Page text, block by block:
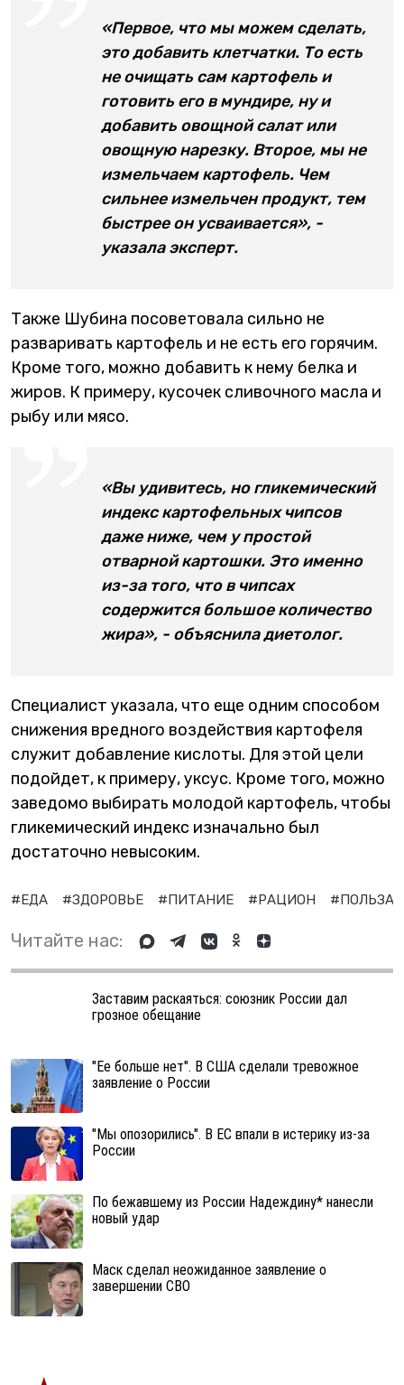
«Первое, что мы можем сделать,
это добавить клетчатки. То есть
не очищать сам картофель и
готовить его в мундире, ну и
добавить овощной салат или
овощную нарезку. Второе, мы не
измельчаем картофель. Чем
сильнее измельчен продукт, тем
быстрее он усваивается», -
указала эксперт.
Также Шубина посоветовала сильно не
разваривать картофель и не есть его горячим.
Кроме того, можно добавить к нему белка и
жиров. К примеру, кусочек сливочного масла и
рыбу или мясо.
«Вы удивитесь, но гликемический
индекс картофельных чипсов
даже ниже, чем у простой
отварной картошки. Это именно
из-за того, что в чипсах
содержится большое количество
жира», - объяснила диетолог.
Специалист указала, что еще одним способом
снижения вредного воздействия картофеля
служит добавление кислоты. Для этой цели
подойдет, к примеру, уксус. Кроме того, можно
заведомо выбирать молодой картофель, чтобы
гликемический индекс изначально был
достаточно невысоким.
#ЕДА #ЗДОРОВЬЕ #ПИТАНИЕ #РАЦИОН #ПОЛЬЗА
Читайте нас:
Заставим раскаяться: союзник России дал
грозное обещание
"Ее больше нет". В США сделали тревожное
заявление о России
"Мы опозорились". В ЕС впали в истерику из-за
России
По бежавшему из России Надеждину* нанесли
новый удар
Маск сделал неожиданное заявление о
завершении СВО